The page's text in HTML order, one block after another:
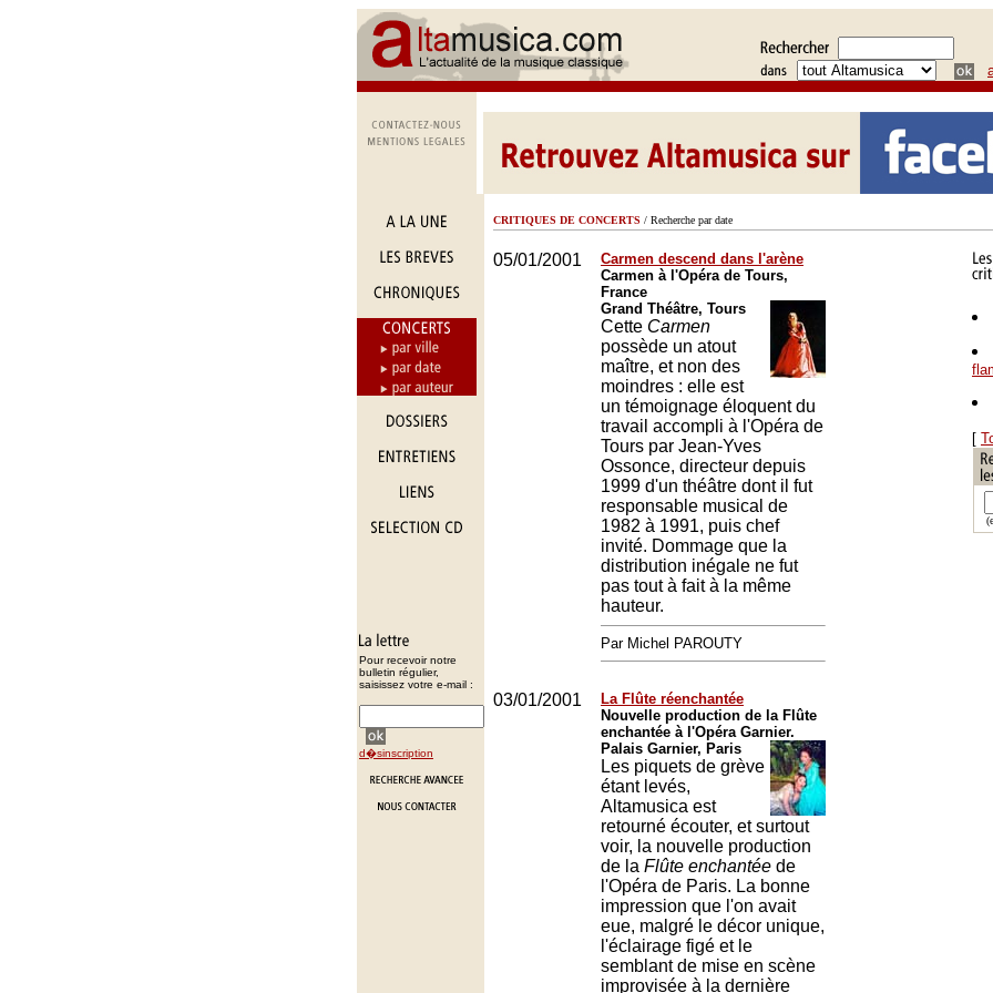
Pour recevoir notre
bulletin régulier,
saisissez votre e-mail :
d�sinscription
CRITIQUES DE CONCERTS / Recherche par date
05/01/2001
Carmen descend dans l'arène
Carmen à l'Opéra de Tours,
France
Grand Théâtre, Tours
Cette Carmen
possède un atout
maître, et non des
moindres : elle est
un témoignage éloquent du
travail accompli à l'Opéra de
Tours par Jean-Yves
Ossonce, directeur depuis
1999 d'un théâtre dont il fut
responsable musical de
1982 à 1991, puis chef
invité. Dommage que la
distribution inégale ne fut
pas tout à fait à la même
hauteur.
Par Michel PAROUTY
03/01/2001
La Flûte réenchantée
Nouvelle production de la Flûte
enchantée à l'Opéra Garnier.
Palais Garnier, Paris
Les piquets de grève
étant levés,
Altamusica est
retourné écouter, et surtout
voir, la nouvelle production
de la Flûte enchantée de
l'Opéra de Paris. La bonne
impression que l'on avait
eue, malgré le décor unique,
l'éclairage figé et le
semblant de mise en scène
improvisée à la dernière
[